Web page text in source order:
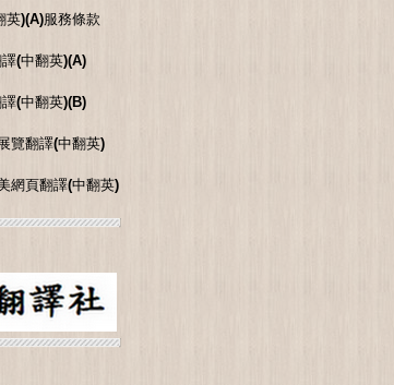
英)(A)服務條款
(中翻英)(A)
(中翻英)(B)
覽翻譯(中翻英)
網頁翻譯(中翻英)